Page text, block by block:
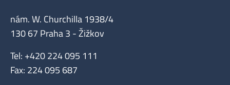
nám. W. Churchilla 1938/4
130 67 Praha 3 - Žižkov
Tel: +420 224 095 111
Fax: 224 095 687